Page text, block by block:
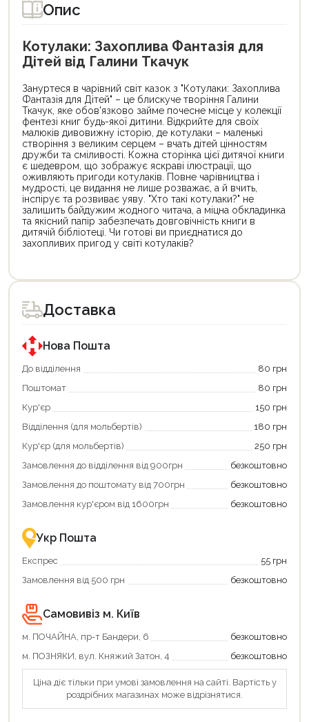
Опис
Котулаки: Захоплива Фантазія для
Дітей від Галини Ткачук
Зануртеся в чарівний світ казок з "Котулаки: Захоплива
Фантазія для Дітей" – це блискуче творіння Галини
Ткачук, яке обов'язково займе почесне місце у колекції
фентезі книг будь-якої дитини. Відкрийте для своїх
малюків дивовижну історію, де котулаки – маленькі
створіння з великим серцем – вчать дітей цінностям
дружби та сміливості. Кожна сторінка цієї дитячої книги
є шедевром, що зображує яскраві ілюстрації, що
оживляють пригоди котулаків. Повне чарівництва і
мудрості, це видання не лише розважає, а й вчить,
інспірує та розвиває уяву. "Хто такі котулаки?" не
залишить байдужим жодного читача, а міцна обкладинка
та якісний папір забезпечать довговічність книги в
дитячій бібліотеці. Чи готові ви приєднатися до
захопливих пригод у світі котулаків?
товар
для
покупки
державною
програмою
єКнига.
Використовуйте
карту
щоб
зекономити
та
отримати
переваги!
картою
єКнига
–
зручно
та
вигідно!
товар
для
покупки
державною
програмою
«Національний
кешбек».
покупку
«Національний
кешбек»
та
отримуйте
повернення
Економте
більше
разом
державною
підтримкою!
Доставка
Нова Пошта
До відділення
80 грн
Поштомат
80 грн
Кур'єр
150 грн
Відділення (для мольбертів)
180 грн
Кур'єр (для мольбертів)
250 грн
Замовлення до відділення від 900грн
безкоштовно
Замовлення до поштомату від 700грн
безкоштовно
Замовлення кур'єром від 1600грн
безкоштовно
Укр Пошта
Експрес
55 грн
Замовлення від 500 грн
безкоштовно
Самовивіз м. Київ
м. ПОЧАЙНА, пр-т Бандери, 6
безкоштовно
м. ПОЗНЯКИ, вул. Княжий Затон, 4
безкоштовно
Ціна діє тільки при умові замовлення на сайті. Вартість у
роздрібних магазинах може відрізнятися.